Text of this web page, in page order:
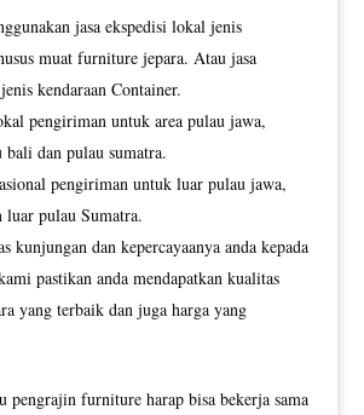
jasa ekspedisi lokal jenis
muat furniture jepara. Atau jasa
kendaraan Container.
pengiriman untuk area pulau jawa,
bali dan pulau sumatra.
pengiriman untuk luar pulau jawa,
pulau Sumatra.
kunjungan dan kepercayaanya anda kepada
pastikan anda mendapatkan kualitas
yang terbaik dan juga harga yang
pengrajin furniture harap bisa bekerja sama